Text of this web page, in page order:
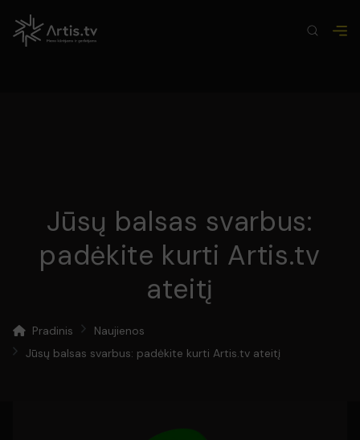
Jūsų balsas svarbus:
padėkite kurti Artis.tv
ateitį
Pradinis
Naujienos
Jūsų balsas svarbus: padėkite kurti Artis.tv ateitį